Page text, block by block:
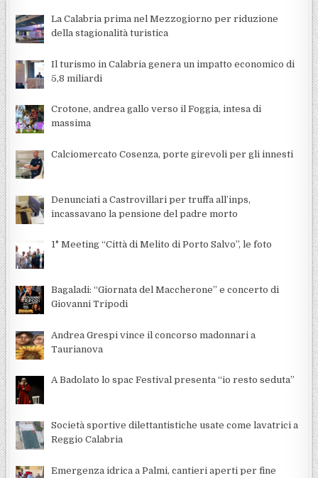
La Calabria prima nel Mezzogiorno per riduzione
della stagionalità turistica
Il turismo in Calabria genera un impatto economico di
5,8 miliardi
Crotone, andrea gallo verso il Foggia, intesa di
massima
Calciomercato Cosenza, porte girevoli per gli innesti
Denunciati a Castrovillari per truffa all’inps,
incassavano la pensione del padre morto
1° Meeting “Città di Melito di Porto Salvo”, le foto
Bagaladi: “Giornata del Maccherone” e concerto di
Giovanni Tripodi
Andrea Grespi vince il concorso madonnari a
Taurianova
A Badolato lo spac Festival presenta “io resto seduta”
Società sportive dilettantistiche usate come lavatrici a
Reggio Calabria
Emergenza idrica a Palmi, cantieri aperti per fine